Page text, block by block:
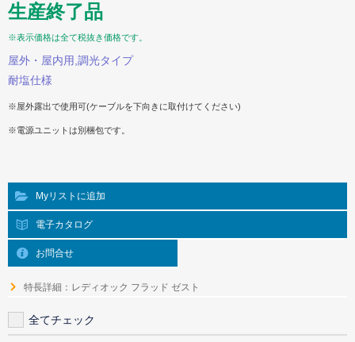
生産終了品
※表示価格は全て税抜き価格です。
屋外・屋内用,調光タイプ
耐塩仕様
※屋外露出で使用可(ケーブルを下向きに取付けてください)
※電源ユニットは別梱包です。
Myリストに追加
電子カタログ
お問合せ
特長詳細：レディオック フラッド ゼスト
全てチェック